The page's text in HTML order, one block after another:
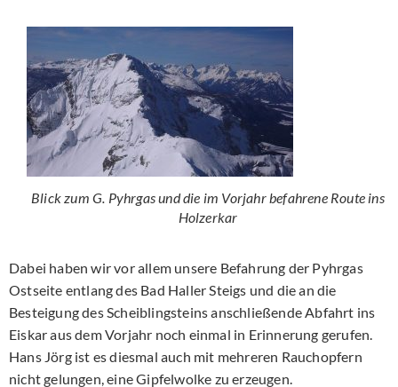
Blick zum G. Pyhrgas und die im Vorjahr befahrene Route ins
Holzerkar
Dabei haben wir vor allem unsere Befahrung der Pyhrgas
Ostseite entlang des Bad Haller Steigs und die an die
Besteigung des Scheiblingsteins anschließende Abfahrt ins
Eiskar aus dem Vorjahr noch einmal in Erinnerung gerufen.
Hans Jörg ist es diesmal auch mit mehreren Rauchopfern
nicht gelungen, eine Gipfelwolke zu erzeugen.